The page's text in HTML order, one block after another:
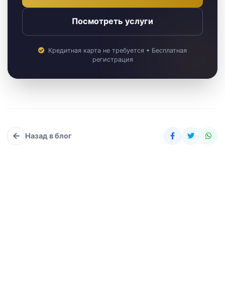
Посмотреть услуги
Кредитная карта не требуется • Бесплатная
регистрация
Назад в блог